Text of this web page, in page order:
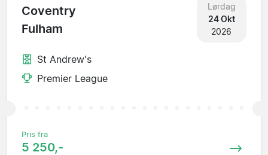
Coventry
Fulham
Lørdag
24 Okt
2026
St Andrew's
Premier League
Pris fra
5 250,-